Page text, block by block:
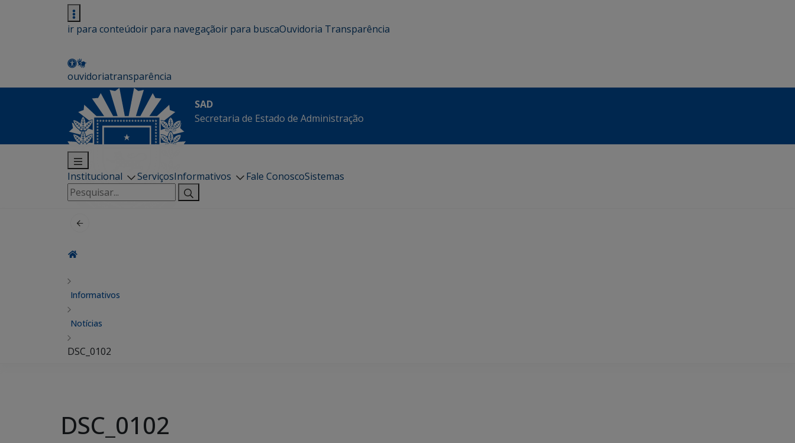
ir para conteúdoir para navegaçãoir para buscaOuvidoria Transparência
ouvidoriatransparência
SAD
Secretaria de Estado de Administração
Institucional ServiçosInformativos Fale ConoscoSistemas
Pesquisar
por:
Informativos
Notícias
DSC_0102
DSC_0102